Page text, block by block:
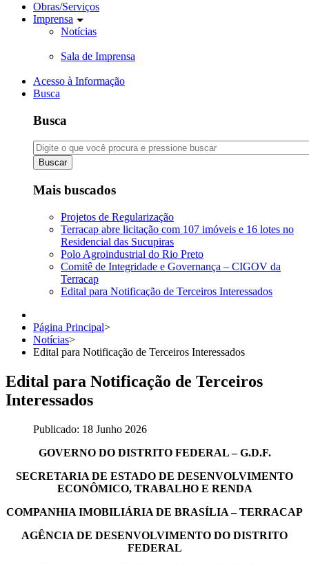
Obras/Serviços
Imprensa
Notícias
Sala de Imprensa
Acesso à Informação
Busca
Busca
Buscar
Mais buscados
Projetos de Regularização
Terracap abre licitação com 107 imóveis e 16 lotes no
Residencial das Sucupiras
Polo Agroindustrial do Rio Preto
Comitê de Integridade e Governança – CIGOV da
Terracap
Edital para Notificação de Terceiros Interessados
Página Principal>
Notícias>
Edital para Notificação de Terceiros Interessados
Edital para Notificação de Terceiros
Interessados
Publicado: 18 Junho 2026
GOVERNO DO DISTRITO FEDERAL – G.D.F.
SECRETARIA DE ESTADO DE DESENVOLVIMENTO
ECONÔMICO, TRABALHO E RENDA
COMPANHIA IMOBILIÁRIA DE BRASÍLIA – TERRACAP
AGÊNCIA DE DESENVOLVIMENTO DO DISTRITO
FEDERAL